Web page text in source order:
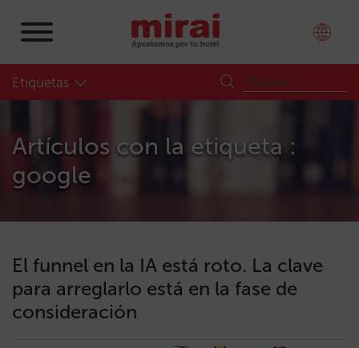
Etiquetas
Artículos con la etiqueta :
google
El funnel en la IA está roto. La clave
para arreglarlo está en la fase de
consideración